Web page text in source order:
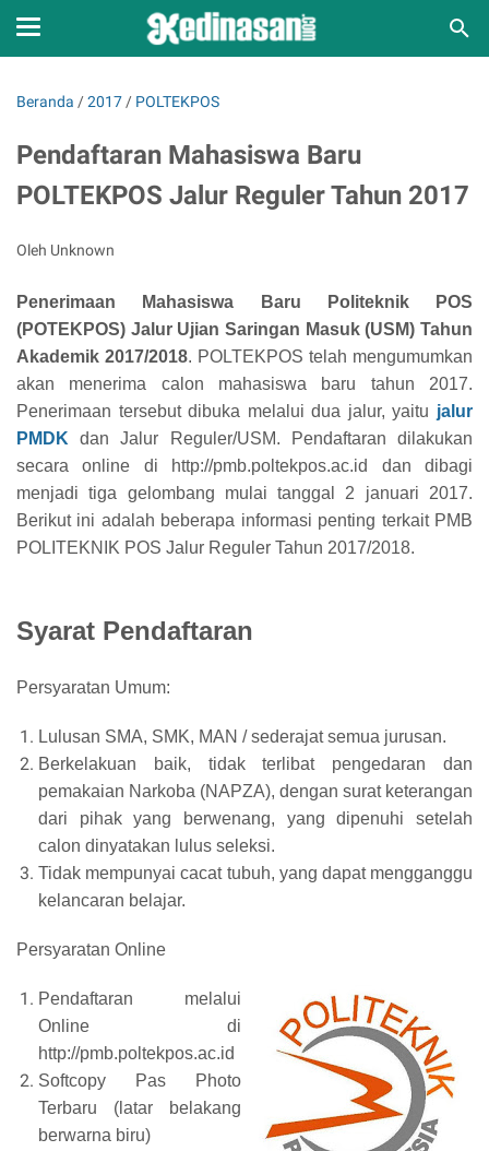
Beranda /2017 / POLTEKPOS
Pendaftaran Mahasiswa Baru
POLTEKPOS Jalur Reguler Tahun 2017
Oleh Unknown
Penerimaan Mahasiswa Baru Politeknik POS
(POTEKPOS) Jalur Ujian Saringan Masuk (USM) Tahun
Akademik 2017/2018. POLTEKPOS telah mengumumkan
akan menerima calon mahasiswa baru tahun 2017.
Penerimaan tersebut dibuka melalui dua jalur, yaitu jalur
PMDK dan Jalur Reguler/USM. Pendaftaran dilakukan
secara online di http://pmb.poltekpos.ac.id dan dibagi
menjadi tiga gelombang mulai tanggal 2 januari 2017.
Berikut ini adalah beberapa informasi penting terkait PMB
POLITEKNIK POS Jalur Reguler Tahun 2017/2018.
Syarat Pendaftaran
Persyaratan Umum:
Lulusan SMA, SMK, MAN / sederajat semua jurusan.
Berkelakuan baik, tidak terlibat pengedaran dan
pemakaian Narkoba (NAPZA), dengan surat keterangan
dari pihak yang berwenang, yang dipenuhi setelah
calon dinyatakan lulus seleksi.
Tidak mempunyai cacat tubuh, yang dapat mengganggu
kelancaran belajar.
Persyaratan Online
Pendaftaran melalui
Online di
http://pmb.poltekpos.ac.id
Softcopy Pas Photo
Terbaru (latar belakang
berwarna biru)